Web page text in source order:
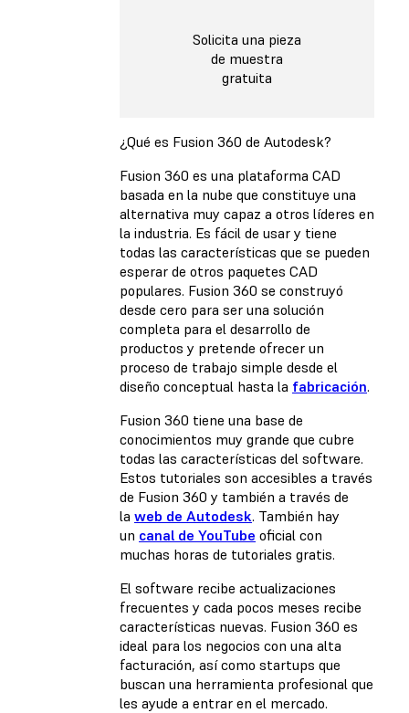
Solicita una pieza
de muestra
gratuita
¿Qué es Fusion 360 de Autodesk?
Fusion 360 es una plataforma CAD
basada en la nube que constituye una
alternativa muy capaz a otros líderes en
la industria. Es fácil de usar y tiene
todas las características que se pueden
esperar de otros paquetes CAD
populares. Fusion 360 se construyó
desde cero para ser una solución
completa para el desarrollo de
productos y pretende ofrecer un
proceso de trabajo simple desde el
diseño conceptual hasta la fabricación.
Fusion 360 tiene una base de
conocimientos muy grande que cubre
todas las características del software.
Estos tutoriales son accesibles a través
de Fusion 360 y también a través de
la web de Autodesk. También hay
un canal de YouTube oficial con
muchas horas de tutoriales gratis.
El software recibe actualizaciones
frecuentes y cada pocos meses recibe
características nuevas. Fusion 360 es
ideal para los negocios con una alta
facturación, así como startups que
buscan una herramienta profesional que
les ayude a entrar en el mercado.